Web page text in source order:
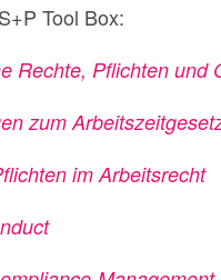
Tool Box:
Rechte, Pflichten
zum
im Arbeitsrecht